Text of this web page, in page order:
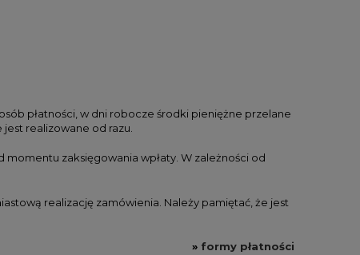
płatności, w dni robocze środki pieniężne przelane
realizowane od razu.
zaksięgowania wpłaty. W zależności od
realizację zamówienia. Należy pamiętać, że jest
» formy płatności